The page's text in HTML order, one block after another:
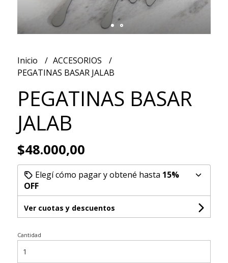
Inicio
ACCESORIOS
PEGATINAS BASAR JALAB
PEGATINAS BASAR
JALAB
$48.000,00
Elegí cómo pagar y obtené hasta 15%
OFF
Ver cuotas y descuentos
Cantidad